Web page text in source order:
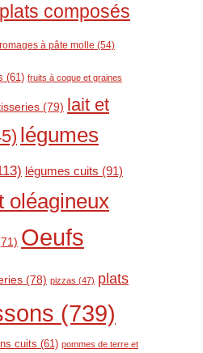
composés
à pâte molle (54)
(61) fruits à coque et graines
(79) lait et
légumes
légumes cuits (91)
oléagineux
Oeufs
(78) pizzas (47) plats
(739)
cuits (61) pommes de terre et